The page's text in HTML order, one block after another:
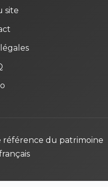
site
référence du patrimoine